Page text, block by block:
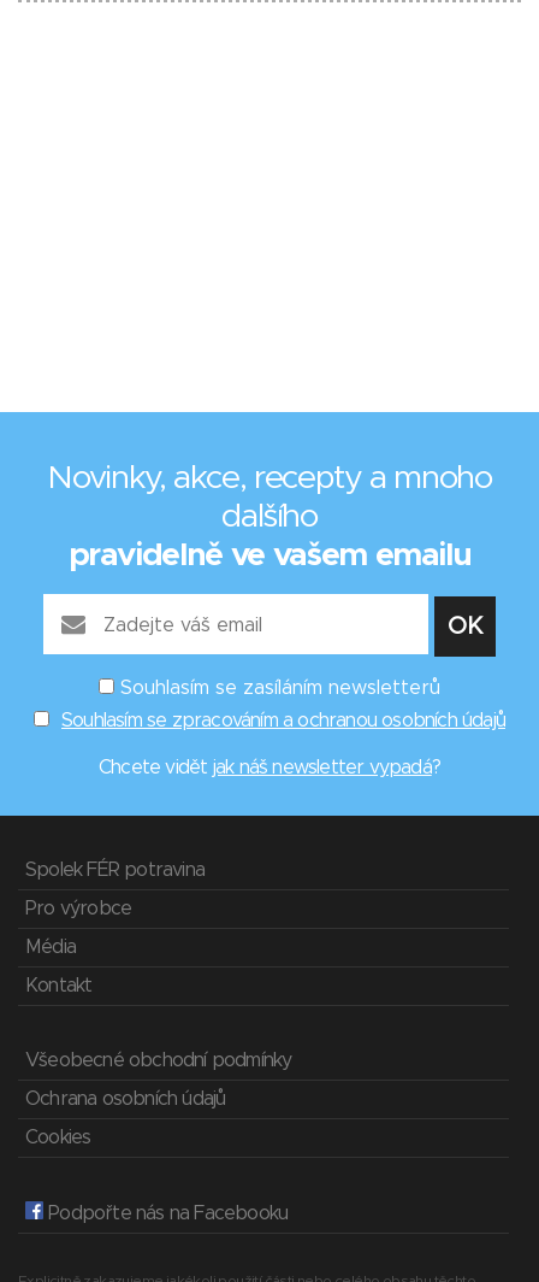
Novinky, akce, recepty a mnoho
dalšího
pravidelně ve vašem emailu
Souhlasím se zasíláním newsletterů
Souhlasím se zpracováním a ochranou osobních údajů
Chcete vidět jak náš newsletter vypadá?
Spolek FÉR potravina
Pro výrobce
Média
Kontakt
Všeobecné obchodní podmínky
Ochrana osobních údajů
Cookies
Podpořte nás na Facebooku